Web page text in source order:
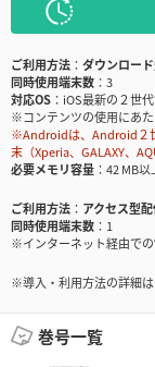
ご利用方法
ダウンロー
同時使用端末数
3
対応OS
iOS最新の２世
※コンテンツの使用にあ
※Androidは、Android２
末（Xperia、GALAXY、
必要メモリ容量
42 MB以
ご利用方法
アクセス型
同時使用端末数
1
※インターネット経由で
※導入・利用方法の詳細は
巻号一覧